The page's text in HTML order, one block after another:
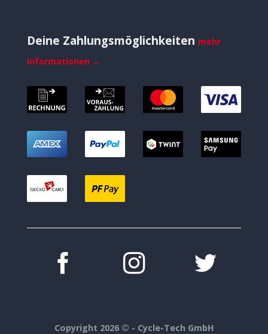
Deine Zahlungsmöglichkeiten mehr
Informationen →
Copyright 2026 © - Cycle-Tech GmbH